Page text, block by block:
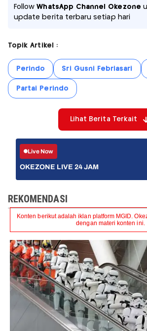
FollowWhatsApp Channel Okezone
update berita terbaru setiap hari
Topik Artikel :
Perindo Sri Gusni Febriasari
Partai Perindo
Lihat Berita Terkait
Live Now
OKEZONE LIVE 24 JAM